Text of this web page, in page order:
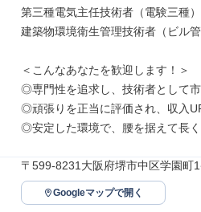
第三種電気主任技術者（電験三種）
建築物環境衛生管理技術者（ビル管
＜こんなあなたを歓迎します！＞
◎専門性を追求し、技術者として
◎頑張りを正当に評価され、収入
◎安定した環境で、腰を据えて長
〒599-8231大阪府堺市中区学園町
Googleマップで開く